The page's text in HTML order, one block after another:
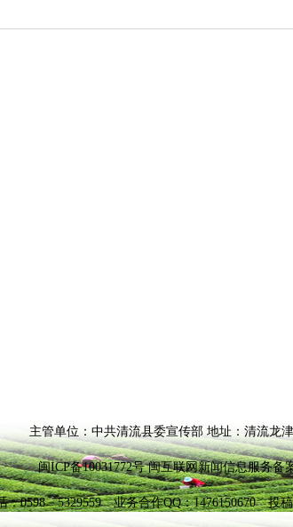
主管单位：中共清流县委宣传部 地址：清流龙
闽ICP备10031772号 闽互联网新闻信息服务备
：0598－5329559 业务合作QQ：1476150670 投